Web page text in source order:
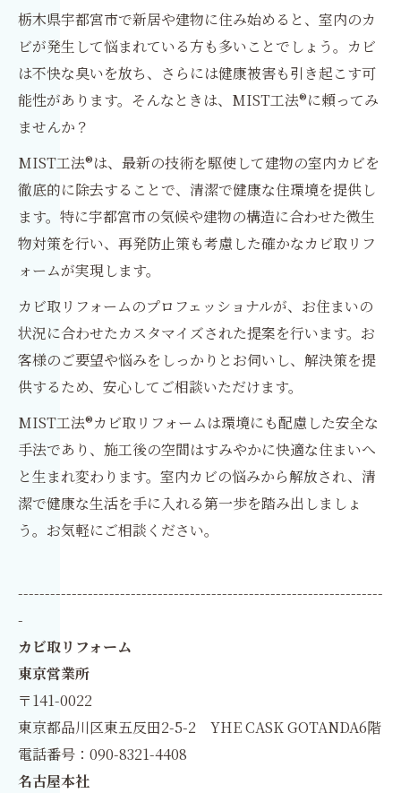
栃木県宇都宮市で新居や建物に住み始めると、室内のカ
ビが発生して悩まれている方も多いことでしょう。カビ
は不快な臭いを放ち、さらには健康被害も引き起こす可
能性があります。そんなときは、MIST工法®に頼ってみ
ませんか？
MIST工法®は、最新の技術を駆使して建物の室内カビを
徹底的に除去することで、清潔で健康な住環境を提供し
ます。特に宇都宮市の気候や建物の構造に合わせた微生
物対策を行い、再発防止策も考慮した確かなカビ取リフ
ォームが実現します。
カビ取リフォームのプロフェッショナルが、お住まいの
状況に合わせたカスタマイズされた提案を行います。お
客様のご要望や悩みをしっかりとお伺いし、解決策を提
供するため、安心してご相談いただけます。
MIST工法®カビ取リフォームは環境にも配慮した安全な
手法であり、施工後の空間はすみやかに快適な住まいへ
と生まれ変わります。室内カビの悩みから解放され、清
潔で健康な生活を手に入れる第一歩を踏み出しましょ
う。お気軽にご相談ください。
--------------------------------------------------------------------
-
カビ取リフォーム
東京営業所
〒141-0022
東京都品川区東五反田2-5-2 YHE CASK GOTANDA6階
電話番号：090-8321-4408
名古屋本社